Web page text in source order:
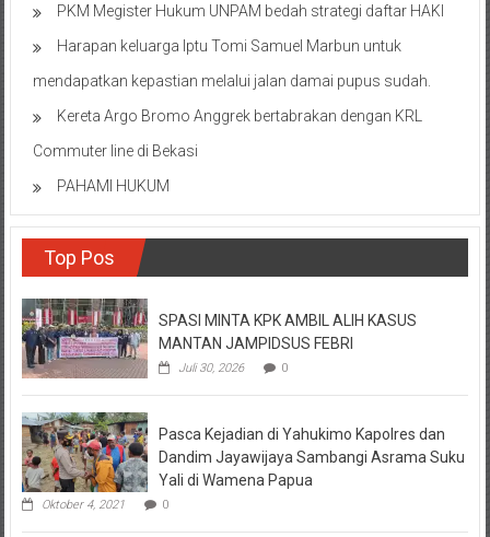
PKM Megister Hukum UNPAM bedah strategi daftar HAKI
Harapan keluarga Iptu Tomi Samuel Marbun untuk
mendapatkan kepastian melalui jalan damai pupus sudah.
Kereta Argo Bromo Anggrek bertabrakan dengan KRL
Commuter line di Bekasi
PAHAMI HUKUM
Top Pos
SPASI MINTA KPK AMBIL ALIH KASUS
MANTAN JAMPIDSUS FEBRI
Juli 30, 2026 0
Pasca Kejadian di Yahukimo Kapolres dan
Dandim Jayawijaya Sambangi Asrama Suku
Yali di Wamena Papua
Oktober 4, 2021 0